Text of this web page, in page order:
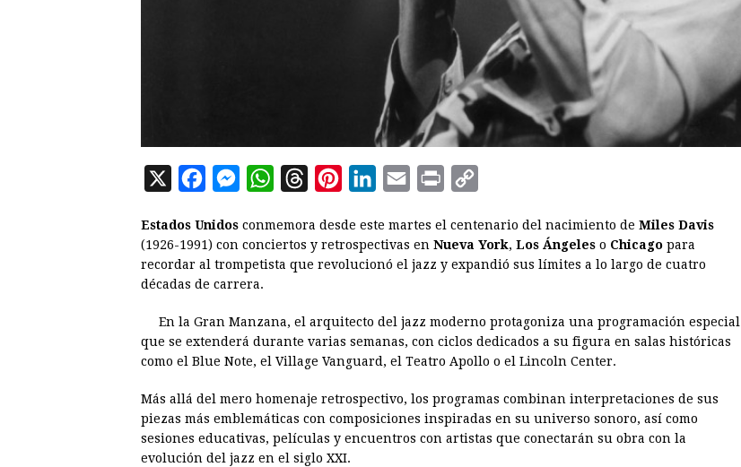
X
c
e
b
o
k
M
s
s
e
g
e
r
W
a
t
p
p
r
e
s
n
t
r
e
s
t
n
k
d
I
n
a
i
i
n
p
y
n
k
Estados Unidos conmemora desde este martes el centenario del nacimiento de Miles Davis
(1926-1991) con conciertos y retrospectivas en Nueva York, Los Ángeles o Chicago para
recordar al trompetista que revolucionó el jazz y expandió sus límites a lo largo de cuatro
décadas de carrera.
En la Gran Manzana, el arquitecto del jazz moderno protagoniza una programación especial
que se extenderá durante varias semanas, con ciclos dedicados a su figura en salas históricas
como el Blue Note, el Village Vanguard, el Teatro Apollo o el Lincoln Center.
Más allá del mero homenaje retrospectivo, los programas combinan interpretaciones de sus
piezas más emblemáticas con composiciones inspiradas en su universo sonoro, así como
sesiones educativas, películas y encuentros con artistas que conectarán su obra con la
evolución del jazz en el siglo XXI.